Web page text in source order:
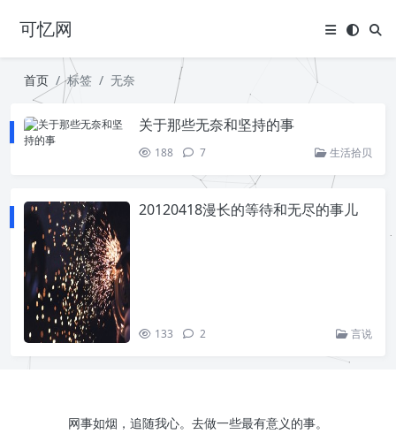
可忆网
首页 标签 无奈
关于那些无奈和坚持的事
188 7 生活拾贝
20120418漫长的等待和无尽的事儿
133 2 言说
网事如烟，追随我心。去做一些最有意义的事。